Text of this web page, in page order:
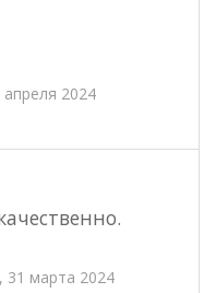
2024
марта 2024